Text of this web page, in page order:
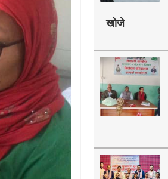
खोजे